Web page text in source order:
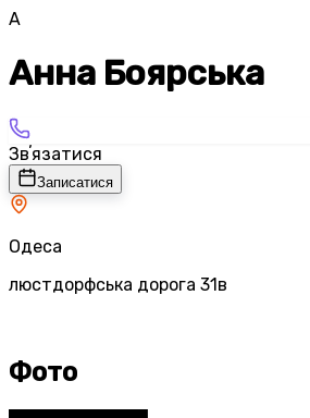
А
Анна Боярська
Звʼязатися
Записатися
Одеса
люстдорфська дорога 31в
Фото